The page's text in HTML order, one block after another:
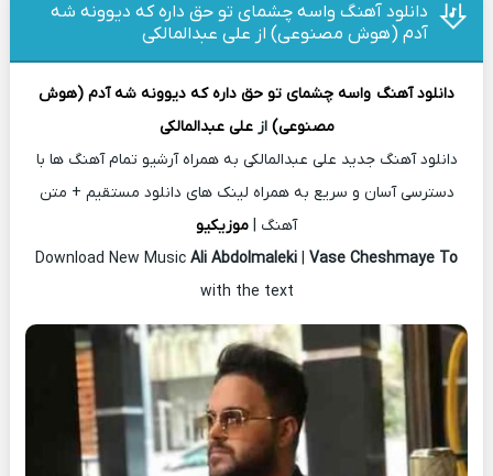
دانلود آهنگ واسه چشمای تو حق داره که دیوونه شه
آدم (هوش مصنوعی) از علی عبدالمالکی
دانلود آهنگ واسه چشمای تو حق داره که دیوونه شه آدم (هوش
مصنوعی) ازعلی عبدالمالکی
دانلود آهنگ جدید علی عبدالمالکی به همراه آرشیو تمام آهنگ ها با
دسترسی آسان و سریع به همراه لینک های دانلود مستقیم + متن
آهنگ | موزیکیو
Download New Music Ali Abdolmaleki | Vase Cheshmaye To
with the text